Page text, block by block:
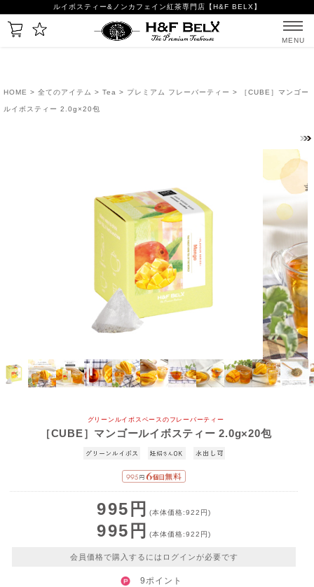
ルイボスティー&ノンカフェイン紅茶専門店【H&F BELX】
MENU
HOME > 全てのアイテム > Tea > プレミアム フレーバーティー > ［CUBE］マンゴー
ルイボスティー 2.0g×20包
グリーンルイボスベースのフレーバーティー
［CUBE］マンゴールイボスティー 2.0g×20包
995円 (本体価格:922円)
995円 (本体価格:922円)
会員価格で購入するにはログインが必要です
9ポイント